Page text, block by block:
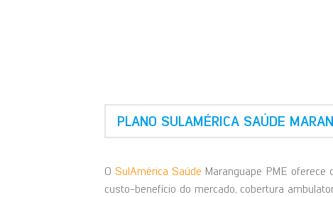
PLANO SULAMÉRICA SAÚDE
O SulAmérica Saúde Maranguape PME
custo-benefício do mercado, cobertura